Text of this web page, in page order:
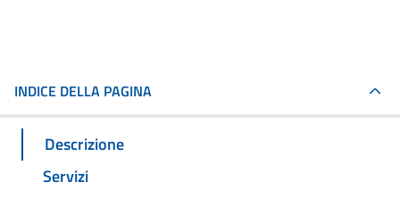
INDICE DELLA PAGINA
Descrizione
Servizi